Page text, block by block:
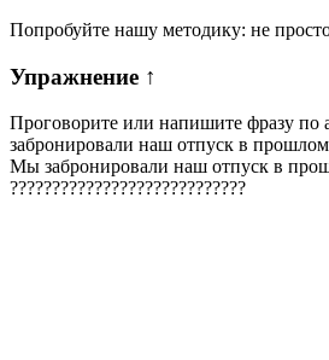
Попробуйте нашу методику: не
Упражнение ↑
Проговорите или напишите фразу по
забронировали наш отпуск в
Мы забронировали наш отпуск в
????????????????????????????